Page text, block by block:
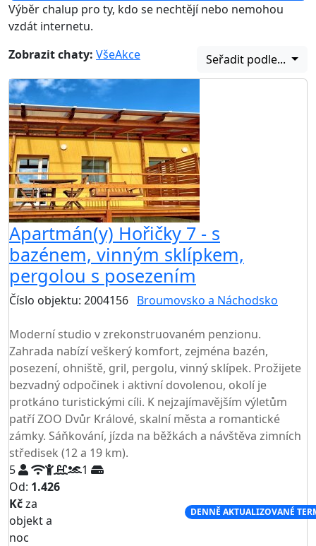
Výběr chalup pro ty, kdo se nechtějí nebo nemohou
vzdát internetu.
Zobrazit chaty: VšeAkce Seřadit podle...
Apartmán(y) Hořičky 7 - s
bazénem, vinným sklípkem,
pergolou s posezením
Číslo objektu: 2004156 Broumovsko a Náchodsko
Moderní studio v zrekonstruovaném penzionu.
Zahrada nabízí veškerý komfort, zejména bazén,
posezení, ohniště, gril, pergolu, vinný sklípek. Prožijete
bezvadný odpočinek i aktivní dovolenou, okolí je
protkáno turistickými cíli. K nejzajímavějším výletům
patří ZOO Dvůr Králové, skalní města a romantické
zámky. Sáňkování, jízda na běžkách a návštěva zimních
středisek (12 a 19 km).
5
1
Od: 1.426
Kčza
objekt a
noc
DENNĚ AKTUALIZOVANÉ